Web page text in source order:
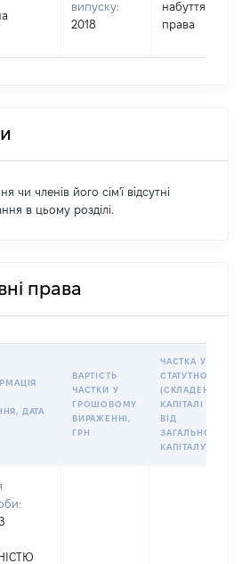
випуску:
2018
набуття
права
чи членів його сім'ї відсутні
в цьому розділі.
права
ДАТА
ВАРТІСТЬ
ЧАСТКИ У
ГРОШОВОМУ
ВИРАЖЕННІ,
ГРН
ЧАСТКА У
СТАТУТНОМУ
(СКЛАДЕНОМУ)
КАПІТАЛІ (%
ВІД
ЗАГАЛЬНОГО
КАПІТАЛУ)